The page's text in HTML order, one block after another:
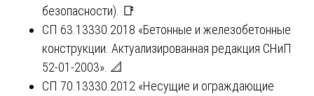
безопасности). 📑
СП 63.13330.2018 «Бетонные и железобетонные
конструкции. Актуализированная редакция СНиП
52-01-2003». 📐
СП 70.13330.2012 «Несущие и ограждающие